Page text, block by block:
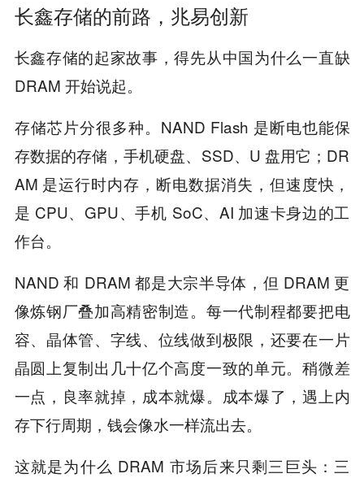
长鑫存储的前路，兆易创新
长鑫存储的起家故事，得先从中国为什么一直缺
DRAM 开始说起。
存储芯片分很多种。NAND Flash 是断电也能保
存数据的存储，手机硬盘、SSD、U 盘用它；DR
AM 是运行时内存，断电数据消失，但速度快，
是 CPU、GPU、手机 SoC、AI 加速卡身边的工
作台。
NAND 和 DRAM 都是大宗半导体，但 DRAM 更
像炼钢厂叠加高精密制造。每一代制程都要把电
容、晶体管、字线、位线做到极限，还要在一片
晶圆上复制出几十亿个高度一致的单元。稍微差
一点，良率就掉，成本就爆。成本爆了，遇上内
存下行周期，钱会像水一样流出去。
这就是为什么 DRAM 市场后来只剩三巨头：三